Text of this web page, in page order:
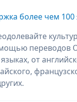
более чем 100
переводов
от